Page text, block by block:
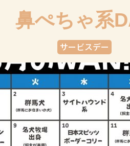
鼻ぺちゃ系
サービスデー